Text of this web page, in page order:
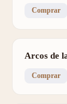
Comprar
Arcos de
Comprar